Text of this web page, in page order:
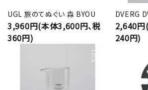
UGL 旅のてぬぐい 淼 BYOU
3,960円(本体3,600円、税
360円)
DVERG
2,640円
240円)